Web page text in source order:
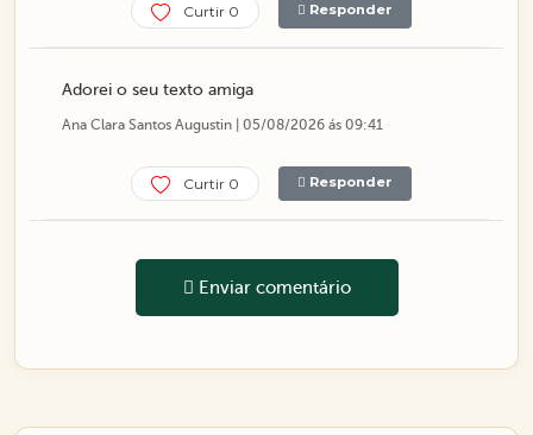
Curtir 0 Responder
Adorei o seu texto amiga
Ana Clara Santos Augustin | 05/08/2026 ás 09:41
Curtir 0 Responder
Enviar comentário